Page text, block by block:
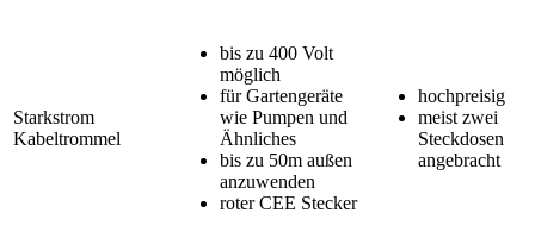
Starkstrom
Kabeltrommel
bis zu 400 Volt
möglich
für Gartengeräte
wie Pumpen und
Ähnliches
bis zu 50m außen
anzuwenden
roter CEE Stecker
hochpreisig
meist zwei
Steckdosen
angebracht